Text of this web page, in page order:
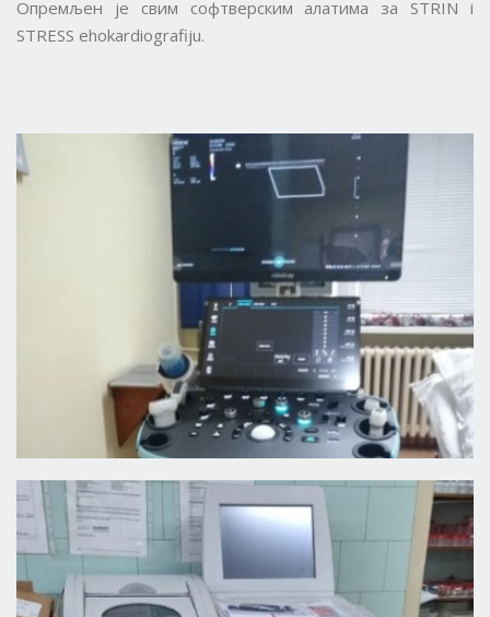
Опремљен је свим софтверским алатима за STRIN i
STRESS ehokardiografiju.